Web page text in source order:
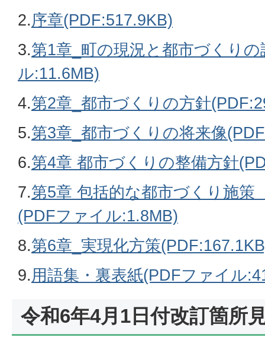
2.序章(PDF:517.9KB)
3.第1章_町の現況と都市づくり
ル:11.6MB)
4.第2章_都市づくりの方針
5.第3章_都市づくりの将来像
6.第4章 都市づくりの整備方針
7.第5章 包括的な都市づくり施策
(PDFファイル:1.8MB)
8.第6章_実現化方策
9.用語集・裏表紙(PDFファイル
令和6年4月1日付改訂箇所